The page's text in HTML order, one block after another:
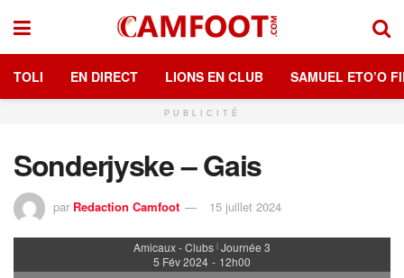
TOLI EN DIRECT LIONS EN CLUB SAMUEL ETO’O
PUBLICITÉ
Sonderjyske – Gais
par Redaction Camfoot 15 juillet 2024
Amicaux - Clubs | Journée 3
5 Fév 2024 - 12h00